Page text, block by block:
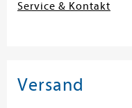
Service & Kontakt
Versand